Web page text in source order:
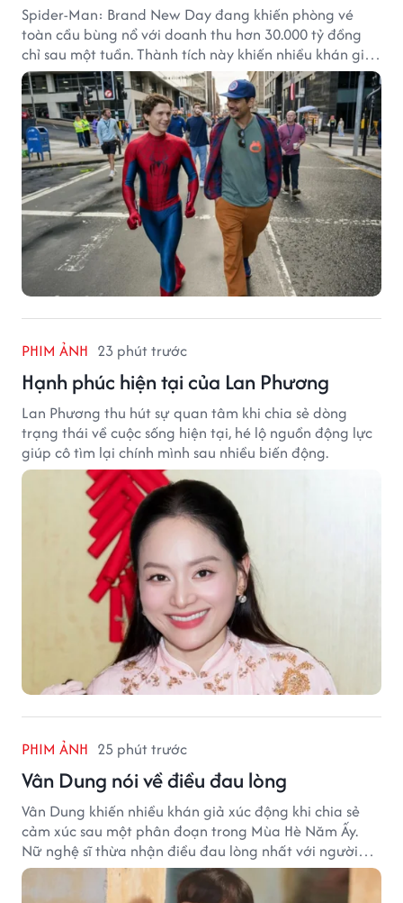
Spider-Man: Brand New Day đang khiến phòng vé
toàn cầu bùng nổ với doanh thu hơn 30.000 tỷ đồng
chỉ sau một tuần. Thành tích này khiến nhiều khán giả
đặt câu hỏi liệu bộ phim mới của Tom Holland có thể
phá kỷ lục mà No Way Home từng thiết lập hay không.
PHIM ẢNH 23 phút trước
Hạnh phúc hiện tại của Lan Phương
Lan Phương thu hút sự quan tâm khi chia sẻ dòng
trạng thái về cuộc sống hiện tại, hé lộ nguồn động lực
giúp cô tìm lại chính mình sau nhiều biến động.
PHIM ẢNH 25 phút trước
Vân Dung nói về điều đau lòng
Vân Dung khiến nhiều khán giả xúc động khi chia sẻ
cảm xúc sau một phân đoạn trong Mùa Hè Năm Ấy.
Nữ nghệ sĩ thừa nhận điều đau lòng nhất với người
mẹ không phải sự nghèo khó, mà là khi các con phải
chứng kiến những tổn thương trong chính ngôi nhà